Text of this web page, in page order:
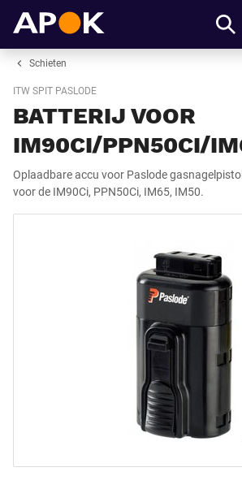
Schieten
ITW SPIT PASLODE
BATTERIJ VOOR
IM90CI/PPN50CI/
Oplaadbare accu voor Paslode
voor de IM90Ci, PPN50Ci, IM65, IM50.